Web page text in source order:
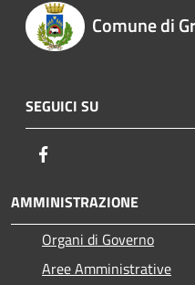
Comune di
SEGUICI SU
AMMINISTRAZIONE
Organi di Governo
Aree Amministrative